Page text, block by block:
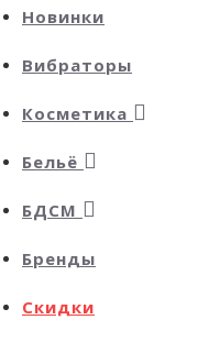
Новинки
Вибраторы
Косметика
Бельё
БДСМ
Бренды
Скидки